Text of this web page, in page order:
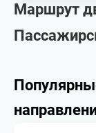
Маршрут